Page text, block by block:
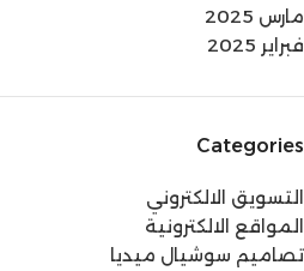
مارس 2025
فبراير 2025
Categories
التسويق الالكتروني
المواقع الالكترونية
تصاميم سوشيال ميديا